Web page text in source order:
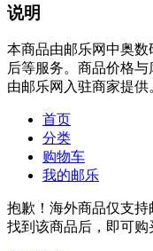
说明
本商品由邮乐网中奥
后等服务。商品价格
由邮乐网入驻商家提供
首页
分类
购物车
我的邮乐
抱歉！海外商品仅支
找到该商品后，即可购